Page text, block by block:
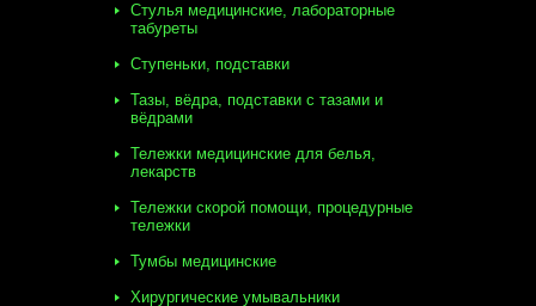
Стулья медицинские, лабораторные
табуреты
Ступеньки, подставки
Тазы, вёдра, подставки с тазами и
вёдрами
Тележки медицинские для белья,
лекарств
Тележки скорой помощи, процедурные
тележки
Тумбы медицинские
Хирургические умывальники